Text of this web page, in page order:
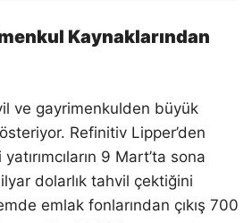
Kaynaklarından
ve gayrimenkulden büyük
Refinitiv Lipper’den
9 Mart’ta sona
dolarlık tahvil çektiğini
emlak fonlarından çıkış 700